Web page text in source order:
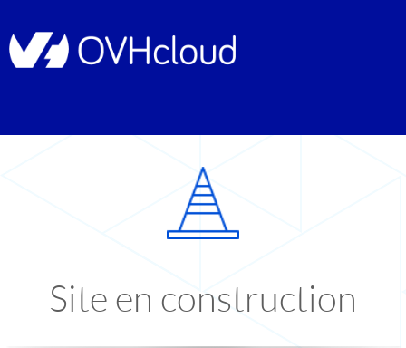
Site en construction